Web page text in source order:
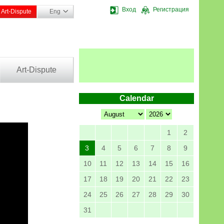
Вход Регистрация
Art-Dispute Eng
Art-Dispute
Calendar
1
2
3
4 5 6 7 8
9
10
11 12 13 14 15
16
17
18 19 20 21 22
23
24
25 26 27 28 29
30
31